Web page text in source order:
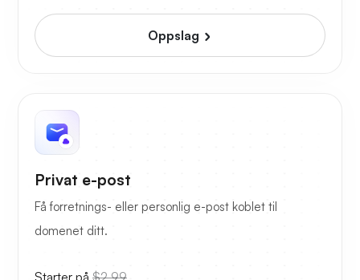
Oppslag
Privat e-post
Få forretnings- eller personlig e-post koblet til
domenet ditt.